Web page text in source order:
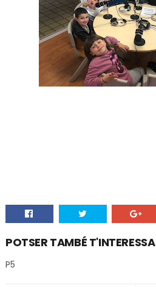
POTSER TAMBÉ T'INTERESSA
P5